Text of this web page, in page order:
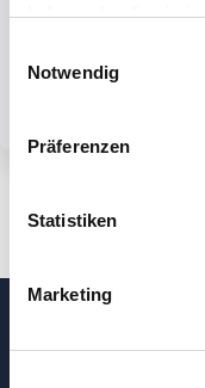
haben oder die sie
Notwendig
Präferenzen
Statistiken
Marketing